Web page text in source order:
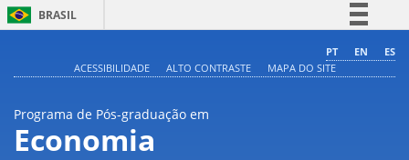
BRASIL
Comunica BR
PT EN
ES
ACESSIBILIDADE
ALTO CONTRASTE MAPA DO SITE
Programa de Pós-graduação em
Economia